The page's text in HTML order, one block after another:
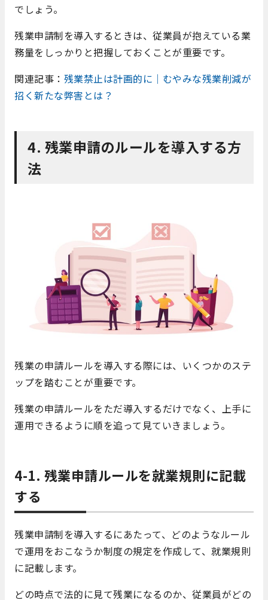
でしょう。
残業申請制を導入するときは、従業員が抱えている業
務量をしっかりと把握しておくことが重要です。
関連記事： 残業禁止は計画的に｜むやみな残業削減が
招く新たな弊害とは？
4. 残業申請のルールを導入する方
法
残業の申請ルールを導入する際には、いくつかのステ
ップを踏むことが重要です。
残業の申請ルールをただ導入するだけでなく、上手に
運用できるように順を追って見ていきましょう。
4-1. 残業申請ルールを就業規則に記載
する
残業申請制を導入するにあたって、どのようなルール
で運用をおこなうか制度の規定を作成して、就業規則
に記載します。
どの時点で法的に見て残業になるのか、従業員がどの